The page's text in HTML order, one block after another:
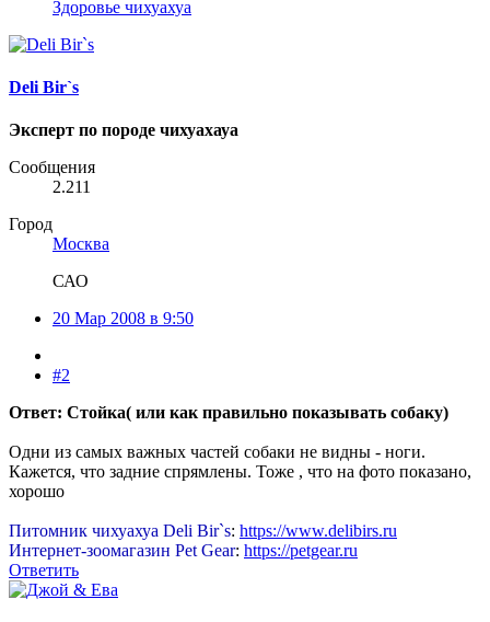
Здоровье чихуахуа
Deli Bir`s
Эксперт по породе чихуахауа
Сообщения
2.211
Город
Москва
САО
20 Мар 2008 в 9:50
#2
Ответ: Стойка( или как правильно показывать собаку)
Одни из самых важных частей собаки не видны - ноги.
Кажется, что задние спрямлены. Тоже , что на фото показано,
хорошо
Питомник чихуахуа Deli Bir`s: https://www.delibirs.ru
Интернет-зоомагазин Pet Gear: https://petgear.ru
Ответить